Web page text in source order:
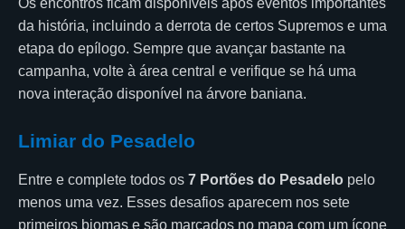
da história, incluindo a derrota de certos Supremos e uma
etapa do epílogo. Sempre que avançar bastante na
campanha, volte à área central e verifique se há uma
nova interação disponível na árvore baniana.
Limiar do Pesadelo
Entre e complete todos os 7 Portões do Pesadelo pelo
menos uma vez. Esses desafios aparecem nos sete
primeiros biomas e são marcados no mapa com um ícone